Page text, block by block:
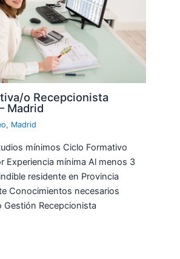
o Recepcionista
Madrid
, Madrid
mínimos Ciclo Formativo
Experiencia mínima Al menos 3
residente en Provincia
Conocimientos necesarios
Gestión Recepcionista